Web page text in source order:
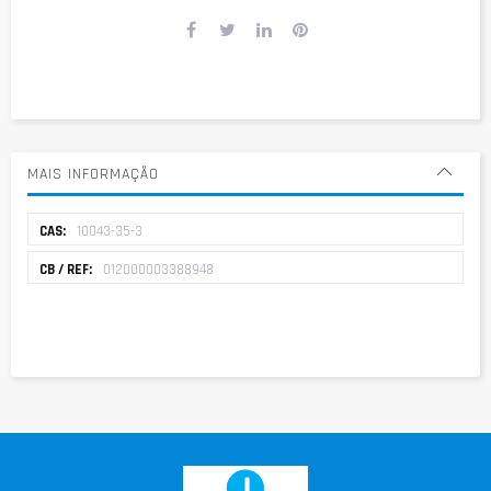
MAIS INFORMAÇÃO
informação10043-35-3
012000003388948